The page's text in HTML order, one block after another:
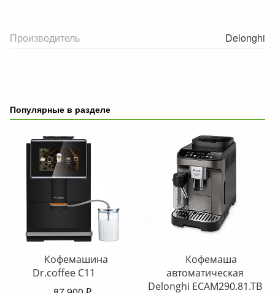
Производитель Delonghi
Популярные в разделе
Кофемашина
Dr.coffee C11
Кофемаша
автоматическая
Delonghi ECAM290.81.TB